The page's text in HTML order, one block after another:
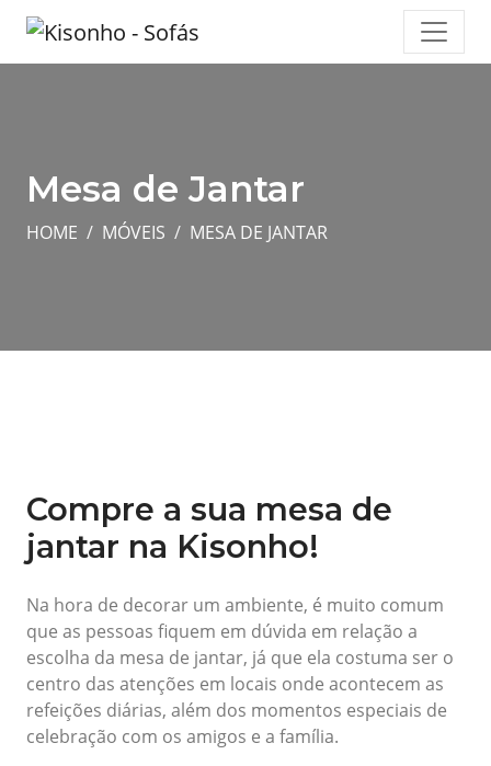
Mesa de Jantar
HOME MÓVEIS MESA DE JANTAR
Compre a sua mesa de
jantar na Kisonho!
Na hora de decorar um ambiente, é muito comum
que as pessoas fiquem em dúvida em relação a
escolha da mesa de jantar, já que ela costuma ser o
centro das atenções em locais onde acontecem as
refeições diárias, além dos momentos especiais de
celebração com os amigos e a família.